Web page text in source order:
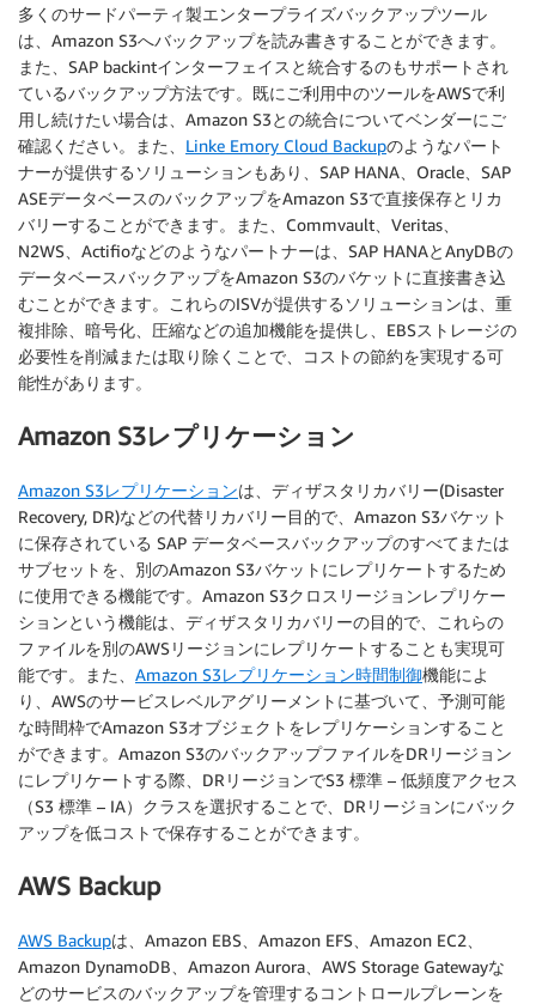
多くのサードパーティ製エンタープライズバックアップツール
は、Amazon S3へバックアップを読み書きすることができます。
また、SAP backintインターフェイスと統合するのもサポートされ
ているバックアップ方法です。既にご利用中のツールをAWSで利
用し続けたい場合は、Amazon S3との統合についてベンダーにご
確認ください。また、 Linke Emory Cloud Backupのようなパート
ナーが提供するソリューションもあり、SAP HANA、Oracle、SAP
ASEデータベースのバックアップをAmazon S3で直接保存とリカ
バリーすることができます。また、Commvault、Veritas、
N2WS、Actifioなどのようなパートナーは、SAP HANAとAnyDBの
データベースバックアップをAmazon S3のバケットに直接書き込
むことができます。これらのISVが提供するソリューションは、重
複排除、暗号化、圧縮などの追加機能を提供し、EBSストレージの
必要性を削減または取り除くことで、コストの節約を実現する可
能性があります。
Amazon S3レプリケーション
Amazon S3レプリケーションは、ディザスタリカバリー(Disaster
Recovery, DR)などの代替リカバリー目的で、Amazon S3バケット
に保存されている SAP データベースバックアップのすべてまたは
サブセットを、別のAmazon S3バケットにレプリケートするため
に使用できる機能です。Amazon S3クロスリージョンレプリケー
ションという機能は、ディザスタリカバリーの目的で、これらの
ファイルを別のAWSリージョンにレプリケートすることも実現可
能です。また、 Amazon S3レプリケーション時間制御機能によ
り、AWSのサービスレベルアグリーメントに基づいて、予測可能
な時間枠でAmazon S3オブジェクトをレプリケーションすること
ができます。Amazon S3のバックアップファイルをDRリージョン
にレプリケートする際、DRリージョンでS3 標準 – 低頻度アクセス
（S3 標準 – IA）クラスを選択することで、DRリージョンにバック
アップを低コストで保存することができます。
AWS Backup
AWS Backupは、Amazon EBS、Amazon EFS、Amazon EC2、
Amazon DynamoDB、Amazon Aurora、AWS Storage Gatewayな
どのサービスのバックアップを管理するコントロールプレーンを